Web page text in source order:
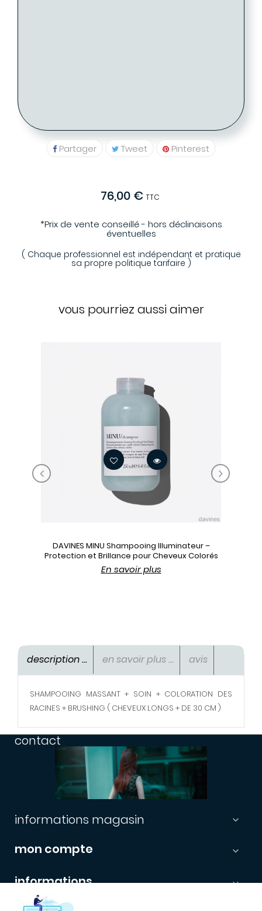
Partager Tweet Pinterest
76,00 € TTC
*Prix de vente conseillé - hors déclinaisons
éventuelles
( Chaque professionnel est indépendant et pratique
sa propre politique tarifaire )
vous pourriez aussi aimer
DAVINES MINU Shampooing Illuminateur –
Protection et Brillance pour Cheveux Colorés
En savoir plus
description ... en savoir plus ... avis
SHAMPOOING MASSANT + SOIN + COLORATION DES
RACINES + BRUSHING ( CHEVEUX LONGS + DE 30 CM )
contact
informations magasin 
mon compte 
informations 
newsletter